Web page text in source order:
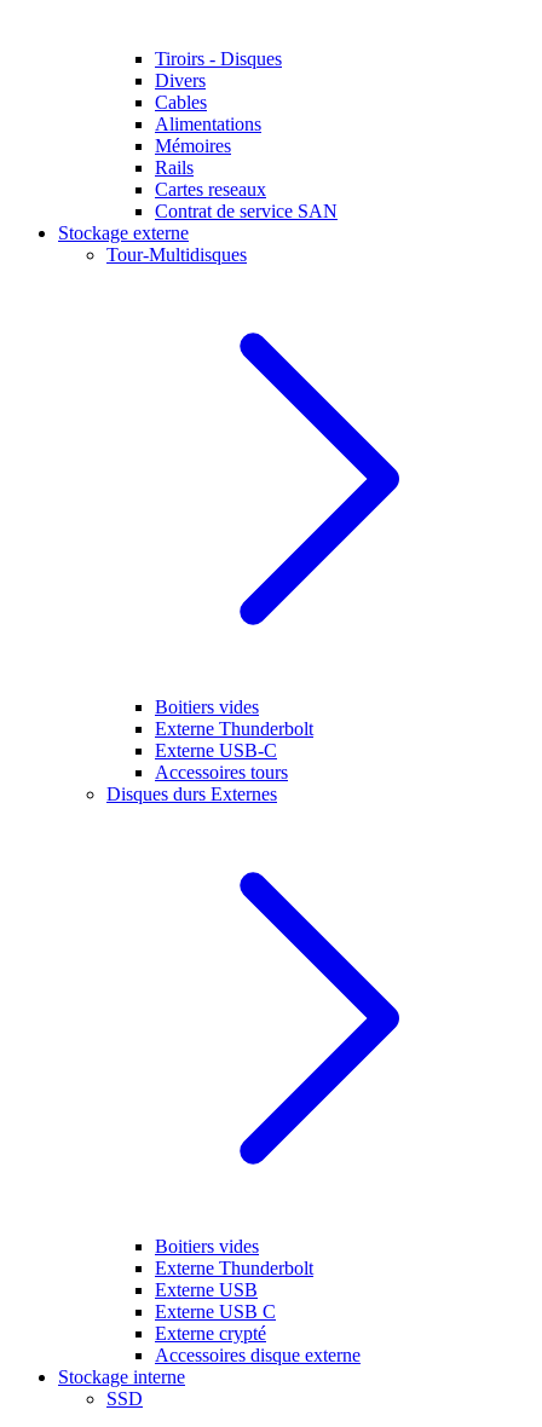
Tiroirs - Disques
Divers
Cables
Alimentations
Mémoires
Rails
Cartes reseaux
Contrat de service SAN
Stockage externe
Tour-Multidisques
Boitiers vides
Externe Thunderbolt
Externe USB-C
Accessoires tours
Disques durs Externes
Boitiers vides
Externe Thunderbolt
Externe USB
Externe USB C
Externe crypté
Accessoires disque externe
Stockage interne
SSD